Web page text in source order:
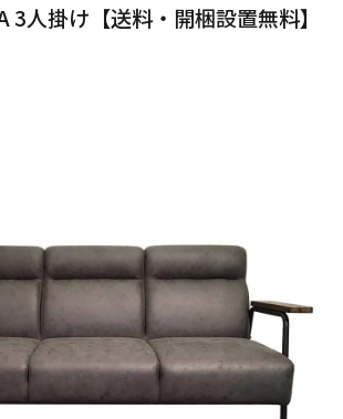
3人掛け【送料・開梱設置無料】